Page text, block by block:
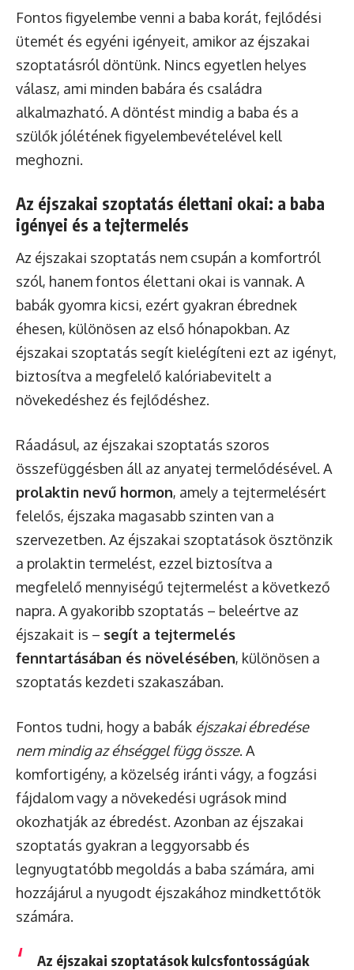
Fontos figyelembe venni a baba korát, fejlődési
ütemét és egyéni igényeit, amikor az éjszakai
szoptatásról döntünk. Nincs egyetlen helyes
válasz, ami minden babára és családra
alkalmazható. A döntést mindig a baba és a
szülők jólétének figyelembevételével kell
meghozni.
Az éjszakai szoptatás élettani okai: a baba
igényei és a tejtermelés
Az éjszakai szoptatás nem csupán a komfortról
szól, hanem fontos élettani okai is vannak. A
babák gyomra kicsi, ezért gyakran ébrednek
éhesen, különösen az első hónapokban. Az
éjszakai szoptatás segít kielégíteni ezt az igényt,
biztosítva a megfelelő kalóriabevitelt a
növekedéshez és fejlődéshez.
Ráadásul, az éjszakai szoptatás szoros
összefüggésben áll az anyatej termelődésével. A
prolaktin nevű hormon, amely a tejtermelésért
felelős, éjszaka magasabb szinten van a
szervezetben. Az éjszakai szoptatások ösztönzik
a prolaktin termelést, ezzel biztosítva a
megfelelő mennyiségű tejtermelést a következő
napra. A gyakoribb szoptatás – beleértve az
éjszakait is – segít a tejtermelés
fenntartásában és növelésében, különösen a
szoptatás kezdeti szakaszában.
Fontos tudni, hogy a babák éjszakai ébredése
nem mindig az éhséggel függ össze. A
komfortigény, a közelség iránti vágy, a fogzási
fájdalom vagy a növekedési ugrások mind
okozhatják az ébredést. Azonban az éjszakai
szoptatás gyakran a leggyorsabb és
legnyugtatóbb megoldás a baba számára, ami
hozzájárul a nyugodt éjszakához mindkettőtök
számára.
Az éjszakai szoptatások kulcsfontosságúak